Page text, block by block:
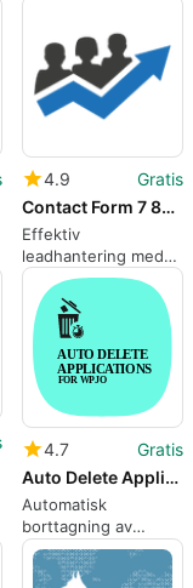
WordPress
4.9
Gratis
Contact Form 7 8211 InfusionSoft Add-on
Effektiv
leadhantering med
Contact Form 7 Add-
on
4.7
Gratis
Auto Delete Applications 8211 Add-on for WP Job Openings
Automatisk
borttagning av
jobbtillstånd